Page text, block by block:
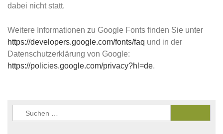
dabei nicht statt.
Weitere Informationen zu Google Fonts finden Sie unter
https://developers.google.com/fonts/faq und in der
Datenschutzerklärung von Google:
https://policies.google.com/privacy?hl=de.
Suchen
nach: